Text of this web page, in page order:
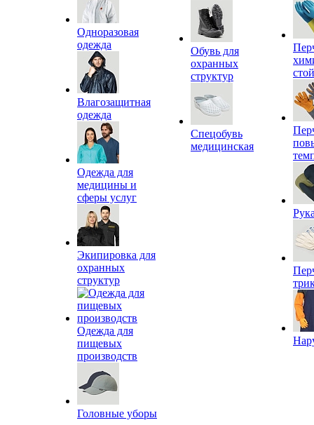
Одноразовая
одежда
Влагозащитная
одежда
Одежда для
медицины и
сферы услуг
Экипировка для
охранных
структур
Одежда для
пищевых
производств
Головные уборы
Обувь для
охранных
структур
Спецобувь
медицинская